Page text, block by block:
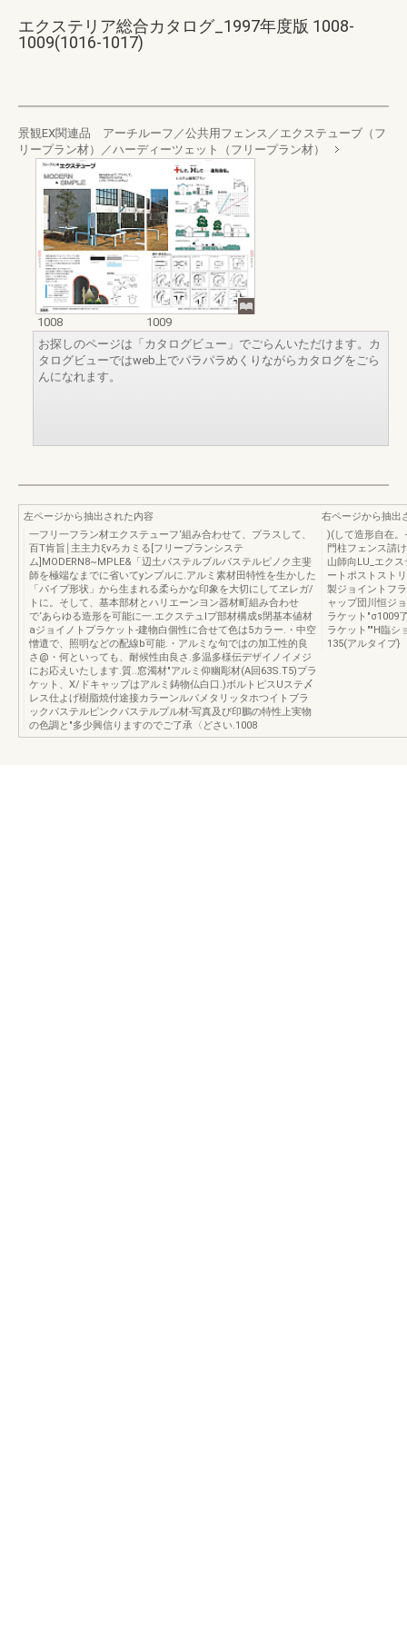
エクステリア総合カタログ_1997年度版 1008-
1009(1016-1017)
景観EX関連品 アーチルーフ／公共用フェンス／エクステューブ（フ
リープラン材）／ハーディーツェット（フリープラン材）
1008
1009
お探しのページは「カタログビュー」でごらんいただけます。カ
タログビューではweb上でパラパラめくりながらカタログをごら
んになれます。
左ページから抽出された内容
一フリ一フラン材エクステューフ‘組み合わせて、プラスして、
百T肯旨￨主主力ξvろカミる[フリープランシステ
ム]MODERN8~MPLE&「辺土パステルブルパステルピノク主斐
師を極端なまでに省いてyンプルに.アルミ素材田特性を生かした
「パイプ形状」から生まれる柔らかな印象を大切にしてヱレガ/
トに。そして、基本部材とハリエーンヨン器材町組み合わせ
で‘あらゆる造形を可能に一.エクステュlプ部材構成s閉基本値材
aジョイノトプラケット-建物白個性に合せて色は5カラー.・中空
憎遣で、照明などの配線b可能.・アルミな句ではの加工性的良
さ@・何といっても、耐候性由良さ.多温多様伝デザイノイメジ
にお応えいたします.質..窓濁材"アルミ仰幽彫材(A回63S.T5)プラ
ケット、X/ドキャップはアルミ鋳物仏白口.)ボルトピスUステ〆
レス仕よげ樹脂焼付途接カラーンルパメタリッタホつイトブラ
ックパステルピンクパステルプル材-写真及び印鵬の特性上実物
の色調と"多少興信りますのでご了承〈どさい.1008
右ページから抽出
)(して造形自在
門柱フェンス請
山師向LU_エク
ートポストスト
製ジョイントフ
ャップ団川恒ジ
ラケット"σ1009
ラケット""H臨シ
135(アルタイプ}